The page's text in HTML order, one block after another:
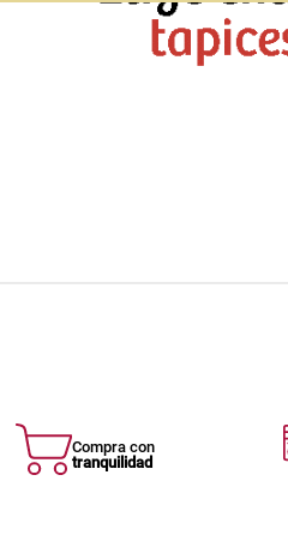
Compra con
tranquilidad